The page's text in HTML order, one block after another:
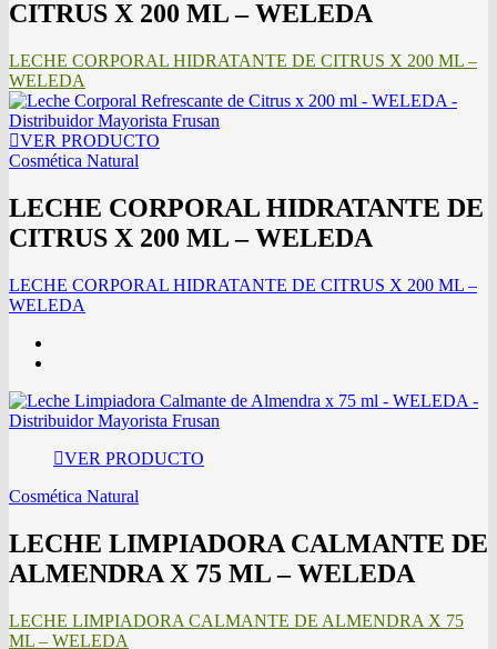
CITRUS X 200 ML – WELEDA
LECHE CORPORAL HIDRATANTE DE CITRUS X 200 ML –
WELEDA
VER PRODUCTO
Cosmética Natural
LECHE CORPORAL HIDRATANTE DE
CITRUS X 200 ML – WELEDA
LECHE CORPORAL HIDRATANTE DE CITRUS X 200 ML –
WELEDA
VER PRODUCTO
Cosmética Natural
LECHE LIMPIADORA CALMANTE DE
ALMENDRA X 75 ML – WELEDA
LECHE LIMPIADORA CALMANTE DE ALMENDRA X 75
ML – WELEDA